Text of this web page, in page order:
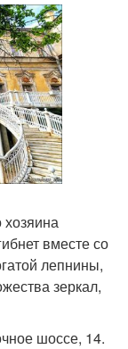
вместе со
лепнины,
зеркал,
шоссе, 14.